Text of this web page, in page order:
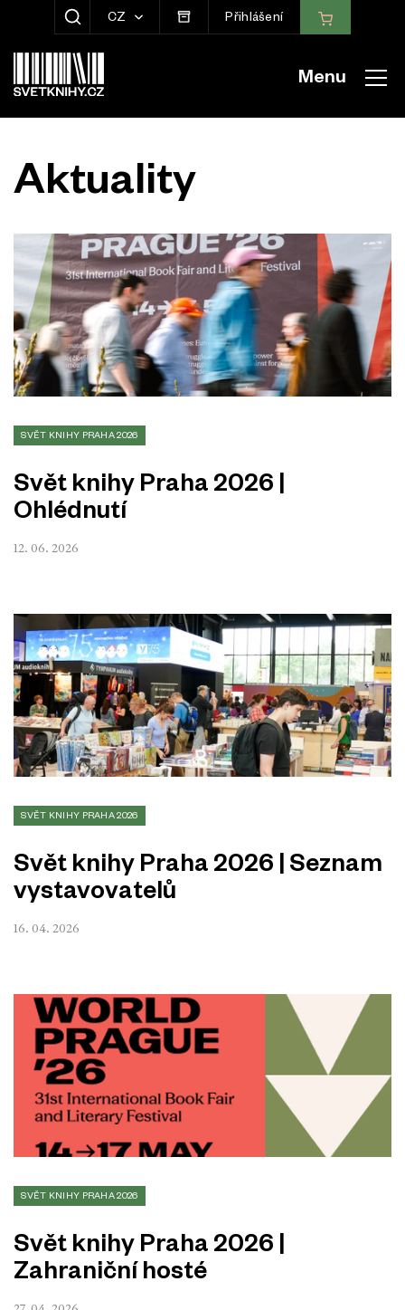
ZOBRAZIT HLEDÁNÍ
CZ Přihlášení
Menu
Aktuality
SVĚT KNIHY PRAHA 2026
Svět knihy Praha 2026 |
Ohlédnutí
12. 06. 2026
SVĚT KNIHY PRAHA 2026
Svět knihy Praha 2026 | Seznam
vystavovatelů
16. 04. 2026
SVĚT KNIHY PRAHA 2026
Svět knihy Praha 2026 |
Zahraniční hosté